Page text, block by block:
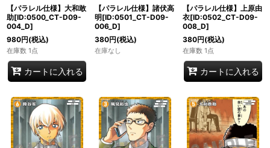
【パラレル仕様】大和敢
助[ID:0500_CT-D09-
004_D]
980円(税込)
在庫数 1点
カートに入れる
【パラレル仕様】諸伏高
明[ID:0501_CT-D09-
006_D]
380円(税込)
在庫なし
【パラレル仕様】上原由
衣[ID:0502_CT-D09-
008_D]
380円(税込)
在庫数 1点
カートに入れる